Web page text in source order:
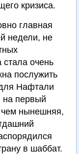
кризиса.
главная
недели, не
стала очень
послужить
Нафтали
на первый
чем нынешняя,
в шаббат.